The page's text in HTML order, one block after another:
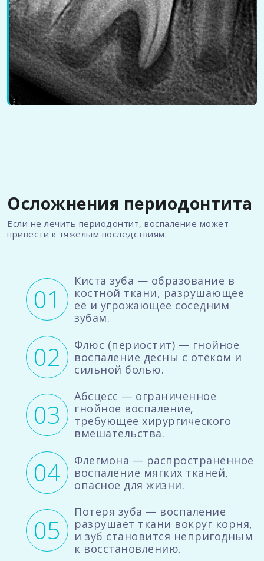
Осложнения периодонтита
Если не лечить периодонтит, воспаление может
привести к тяжёлым последствиям:
Киста зуба — образование в
костной ткани, разрушающее
её и угрожающее соседним
зубам.
Флюс (периостит) — гнойное
воспаление десны с отёком и
сильной болью.
Абсцесс — ограниченное
гнойное воспаление,
требующее хирургического
вмешательства.
Флегмона — распространённое
воспаление мягких тканей,
опасное для жизни.
Потеря зуба — воспаление
разрушает ткани вокруг корня,
и зуб становится непригодным
к восстановлению.